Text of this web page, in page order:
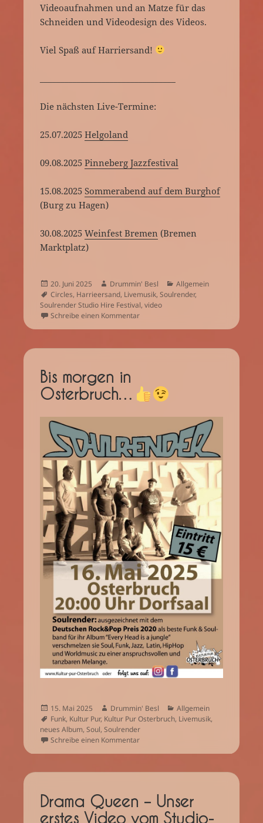
Videoaufnahmen und an Matze für das
Schneiden und Videodesign des Videos.
Viel Spaß auf Harriersand!
Die nächsten Live-Termine:
25.07.2025Helgoland
09.08.2025Pinneberg Jazzfestival
15.08.2025Sommerabend auf dem Burghof
(Burg zu Hagen)
30.08.2025Weinfest Bremen (Bremen
Marktplatz)
Veröffentlicht
am
20. Juni 2025 Autor
Drummin' Besl Kategorien
Allgemein
Schlagwörter
Circles, Harrieersand, Livemusik,Soulrender,
Soulrender Studio Hire Festival,video
Schreibe einen Kommentarzu Trip to Harriersand – Neues Video
Bis morgen in
Osterbruch…
Veröffentlicht
am
15. Mai 2025 Autor
Drummin' Besl Kategorien
Allgemein
Schlagwörter
Funk, Kultur Pur, Kultur Pur Osterbruch, Livemusik,
neues Album,Soul,Soulrender
Schreibe einen Kommentarzu Bis morgen in Osterbruch…
Drama Queen – Unser
erstes Video vom Studio-